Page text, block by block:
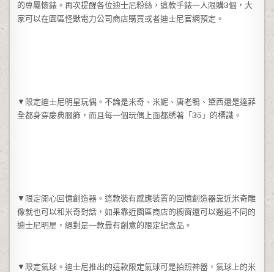
的專屬懷錶。再次提醒各位迪士尼粉絲，這款手錶一人限購3個，大
家可以在園區怪獸電力公司商店購買或者迪士尼官網預定。
▼限定迪士尼明星玩偶。不論是米奇、米妮、唐老鴨、黛西還是達菲
全都身穿慶典服飾，而且每一個玩偶上面都綉著「35」的標識。
▼限定開心回憶創造器。這款裝有感應裝置的回憶創造器靠近米奇雕
像就也可以和米奇對話，如果靠近園區商店的櫥窗還可以邂逅不同的
迪士尼明星，絕對是一款最有創意的限定紀念品。
▼限定氣球。迪士尼推出的這款限定氣球可是拍照神器，氣球上的米